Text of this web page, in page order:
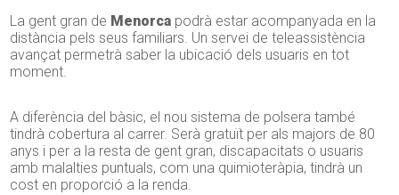
La gent gran de Menorca podrà estar acompanyada en la
distància pels seus familiars. Un servei de teleassistència
avançat permetrà saber la ubicació dels usuaris en tot
moment.
A diferència del bàsic, el nou sistema de polsera també
tindrà cobertura al carrer. Serà gratuït per als majors de 80
anys i per a la resta de gent gran, discapacitats o usuaris
amb malalties puntuals, com una quimioteràpia, tindrà un
cost en proporció a la renda.